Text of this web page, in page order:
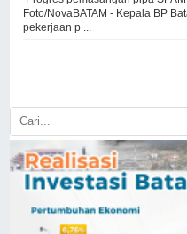
Foto/NovaBATAM - Kepala BP
pekerjaan p ...